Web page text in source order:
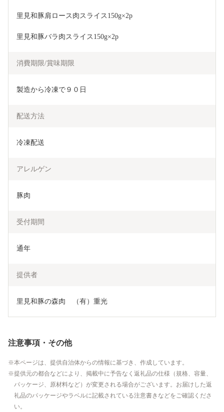
里見和豚肩ロース肉スライス150g×2p
里見和豚バラ肉スライス150g×2p
消費期限/賞味期限
製造から冷凍で９０日
配送方法
冷凍配送
アレルゲン
豚肉
受付期間
通年
提供者
里見和豚の森肉　（有）重光
注意事項・その他
本ページは、提供自治体からの情報に基づき、作成しています。
提供元の都合などにより、掲載中に予告なく返礼品の仕様（規格、容量、
パッケージ、原材料など）が変更される場合がございます。お届けした返
礼品のパッケージやラベルに記載されている注意書きなどをご確認くださ
い。